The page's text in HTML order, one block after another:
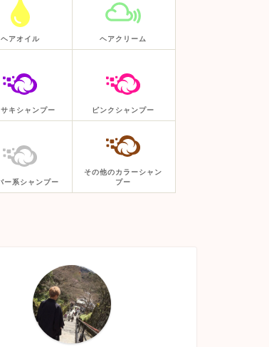
ヘアオイル ヘアクリーム
サキシャンプー ピンクシャンプー
ー系シャンプー
その他のカラーシャン
プー